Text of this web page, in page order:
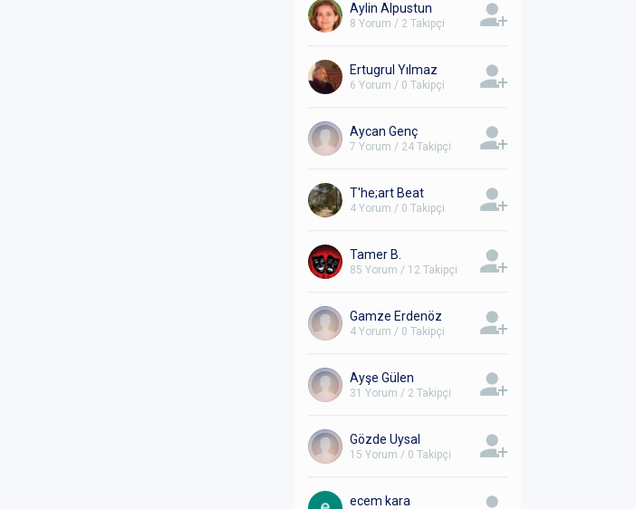
Aylin Alpustun
8 Yorum / 2 Takipçi
Ertugrul Yılmaz
6 Yorum / 0 Takipçi
Aycan Genç
7 Yorum / 24 Takipçi
T'he;art Beat
4 Yorum / 0 Takipçi
Tamer B.
85 Yorum / 12 Takipçi
Gamze Erdenöz
4 Yorum / 0 Takipçi
Ayşe Gülen
31 Yorum / 2 Takipçi
Gözde Uysal
15 Yorum / 0 Takipçi
ecem kara